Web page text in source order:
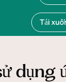
Tải
dụng